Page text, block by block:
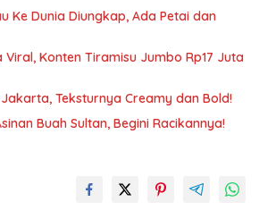
Ke Dunia Diungkap, Ada Petai dan
Konten Tiramisu Jumbo Rp17 Juta
Teksturnya Creamy dan Bold!
Buah Sultan, Begini Racikannya!